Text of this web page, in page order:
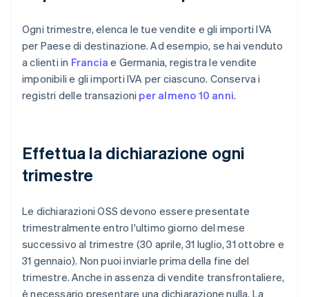
Ogni trimestre, elenca le tue vendite e gli importi IVA
per Paese di destinazione. Ad esempio, se hai venduto
a clienti in Francia e Germania, registra le vendite
imponibili e gli importi IVA per ciascuno. Conserva i
registri delle transazioni per almeno 10 anni.
Effettua la dichiarazione ogni
trimestre
Le dichiarazioni OSS devono essere presentate
trimestralmente entro l'ultimo giorno del mese
successivo al trimestre (30 aprile, 31 luglio, 31 ottobre e
31 gennaio). Non puoi inviarle prima della fine del
trimestre. Anche in assenza di vendite transfrontaliere,
è necessario presentare una dichiarazione nulla. La